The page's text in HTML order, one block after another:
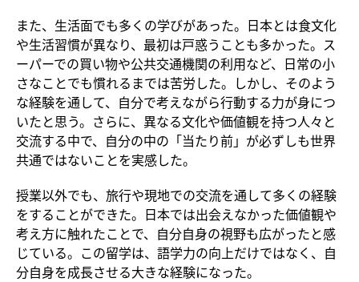
また、生活面でも多くの学びがあった。日本とは食文化
や生活習慣が異なり、最初は戸惑うことも多かった。ス
ーパーでの買い物や公共交通機関の利用など、日常の小
さなことでも慣れるまでは苦労した。しかし、そのよう
な経験を通して、自分で考えながら行動する力が身につ
いたと思う。さらに、異なる文化や価値観を持つ人々と
交流する中で、自分の中の「当たり前」が必ずしも世界
共通ではないことを実感した。
授業以外でも、旅行や現地での交流を通して多くの経験
をすることができた。日本では出会えなかった価値観や
考え方に触れたことで、自分自身の視野も広がったと感
じている。この留学は、語学力の向上だけではなく、自
分自身を成長させる大きな経験になった。